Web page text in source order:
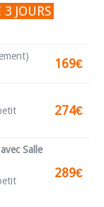
3 JOURS
169€
274€
Salle
289€